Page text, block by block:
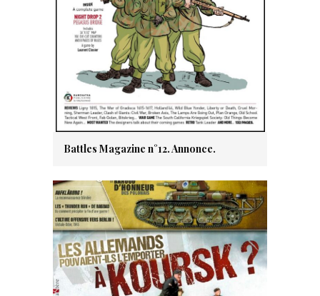
Battles Magazine n°12. Annonce.